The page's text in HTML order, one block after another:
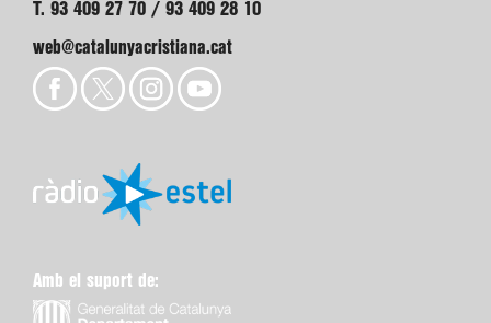
T. 93 409 27 70 / 93 409 28 10
web@catalunyacristiana.cat
Amb el suport de: